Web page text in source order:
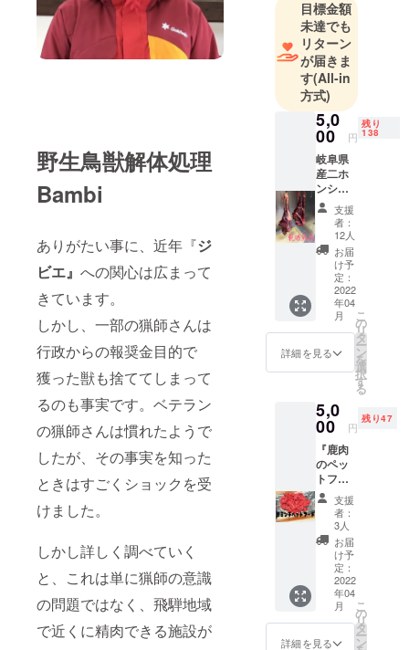
野生鳥獣解体処理
Bambi
ありがたい事に、近年『ジ
ビエ』 への関心は広まって
きています。
しかし、一部の猟師さんは
行政からの報奨金目的で
獲った獣も捨ててしまって
るのも事実です。ベテラン
の猟師さんは慣れたようで
したが、その事実を知った
ときはすごくショックを受
けました。
しかし詳しく調べていく
と、これは単に猟師の意識
の問題ではなく、飛騨地域
で近くに精肉できる施設が
目標金額
未達でも
リターン
が届きま
す(All-in
方式)
5,0
00 円
残り
138
岐阜県
産二ホ
ンシカ
のブ
ロック
容量目
安：ブ
ロック
肉３０
０g ■主
な原材
料 ・シ
カ肉
（冷凍
存） ■
アレル
ギー表
示：な
し 野生
獣肉解
体処理
Bambi
オリジ
ナルス
テッ
カー1枚
※精肉は
十分に
加熱調
理し、
生食は
支援
者：
12人
お届
け予
定：
2022
年04
月
詳細を見る
こ
の
リ
タ
ー
ン
を
選
択
す
る
5,0
00 円
残り47
『鹿肉
のペッ
トフー
ド ミ
ンチ５
００
ｇ』
『鹿角
のペッ
トおも
ちゃ鹿
角１本
（８cm
程
支援
者：
3人
お届
け予
定：
2022
年04
月
詳細を見る
こ
の
リ
タ
ー
ン